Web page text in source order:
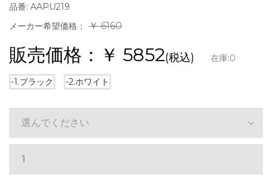
品番: AAPU219
メーカー希望価格：
￥ 6160
販売価格：￥ 5852(税込) 在庫:0
-1.ブラック -2.ホワイト
選んでください